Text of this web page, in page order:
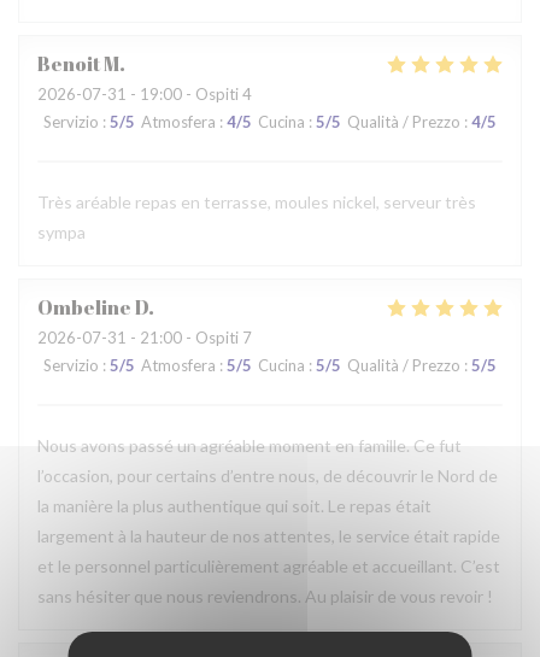
BenoitM
2026-07-31 - 19:00 - Ospiti 4
Servizio : 5/5 Atmosfera : 4/5 Cucina : 5/5 Qualità / Prezzo : 4/5
Très aréable repas en terrasse, moules nickel, serveur très
sympa
OmbelineD
2026-07-31 - 21:00 - Ospiti 7
Servizio : 5/5 Atmosfera : 5/5 Cucina : 5/5 Qualità / Prezzo : 5/5
Nous avons passé un agréable moment en famille. Ce fut
l’occasion, pour certains d’entre nous, de découvrir le Nord de
la manière la plus authentique qui soit. Le repas était
largement à la hauteur de nos attentes, le service était rapide
et le personnel particulièrement agréable et accueillant. C’est
sans hésiter que nous reviendrons. Au plaisir de vous revoir !